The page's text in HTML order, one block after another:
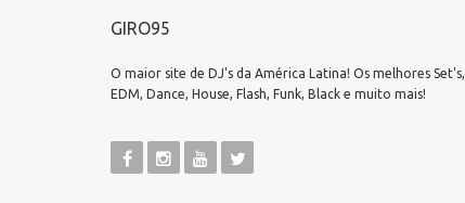
GIRO95
O maior site de DJ's da América Latina! Os melhores Set's,
EDM, Dance, House, Flash, Funk, Black e muito mais!